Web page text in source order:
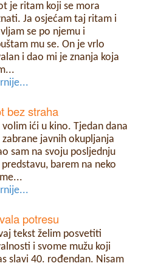
je ritam koji se mora
Ja osjećam taj ritam i
se po njemu i
mu se. On je vrlo
i dao mi je znanja koja
bez straha
volim ići u kino. Tjedan dana
zabrane javnih okupljanja
sam na svoju posljednju
predstavu, barem na neko
potresu
tekst želim posvetiti
i svome mužu koji
slavi 40. rođendan. Nisam